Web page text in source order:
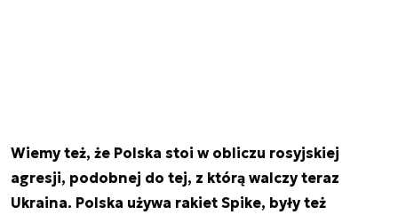
Wiemy też, że Polska stoi w obliczu rosyjskiej
agresji, podobnej do tej, z którą walczy teraz
Ukraina. Polska używa rakiet Spike, były też